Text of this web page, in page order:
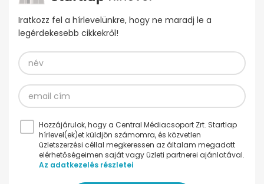
Iratkozz fel a hírlevelünkre, hogy ne maradj le a
legérdekesebb cikkekről!
Hozzájárulok, hogy a Central Médiacsoport Zrt. Startlap
hírlevel(ek)et küldjön számomra, és közvetlen
üzletszerzési céllal megkeressen az általam megadott
elérhetőségeimen saját vagy üzleti partnerei ajánlatával.
Az adatkezelés részletei